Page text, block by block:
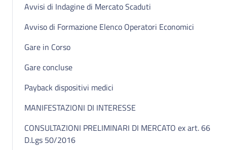
Avvisi di Indagine di Mercato Scaduti
Avviso di Formazione Elenco Operatori Economici
Gare in Corso
Gare concluse
Payback dispositivi medici
MANIFESTAZIONI DI INTERESSE
CONSULTAZIONI PRELIMINARI DI MERCATO ex art. 66
D.Lgs 50/2016